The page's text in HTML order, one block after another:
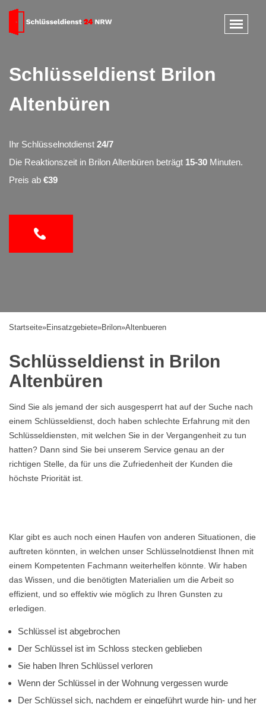
Schlüsseldienst Brilon
Altenbüren
Ihr Schlüsselnotdienst 24/7
Die Reaktionszeit in Brilon Altenbüren beträgt 15-30 Minuten.
Preis ab €39
Startseite»Einsatzgebiete»Brilon»Altenbueren
Schlüsseldienst in Brilon
Altenbüren
Sind Sie als jemand der sich ausgesperrt hat auf der Suche nach
einem Schlüsseldienst, doch haben schlechte Erfahrung mit den
Schlüsseldiensten, mit welchen Sie in der Vergangenheit zu tun
hatten? Dann sind Sie bei unserem Service genau an der
richtigen Stelle, da für uns die Zufriedenheit der Kunden die
höchste Priorität ist.
Klar gibt es auch noch einen Haufen von anderen Situationen, die
auftreten könnten, in welchen unser Schlüsselnotdienst Ihnen mit
einem Kompetenten Fachmann weiterhelfen könnte. Wir haben
das Wissen, und die benötigten Materialien um die Arbeit so
effizient, und so effektiv wie möglich zu Ihren Gunsten zu
erledigen.
Schlüssel ist abgebrochen
Der Schlüssel ist im Schloss stecken geblieben
Sie haben Ihren Schlüssel verloren
Wenn der Schlüssel in der Wohnung vergessen wurde
Der Schlüssel sich, nachdem er eingeführt wurde hin- und her